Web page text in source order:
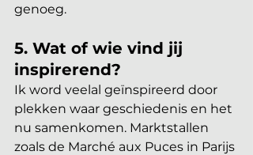
genoeg.
5. Wat of wie vind jij
inspirerend?
Ik word veelal geïnspireerd door
plekken waar geschiedenis en het
nu samenkomen. Marktstallen
zoals de Marché aux Puces in Parijs